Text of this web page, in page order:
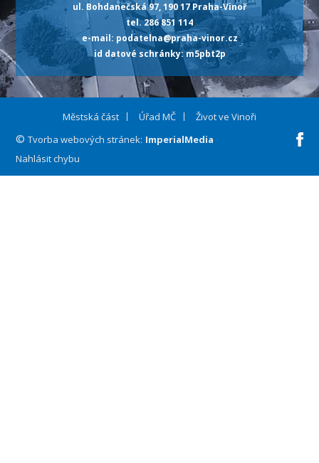
ul. Bohdanečská 97, 190 17 Praha-Vinoř
tel. 286 851 114
e-mail: podatelna@praha-vinor.cz
id datové schránky: m5pbt2p
©Tvorba webových stránek: ImperialMedia
Městská část Úřad MČ Život ve Vinoři
Nahlásit chybu